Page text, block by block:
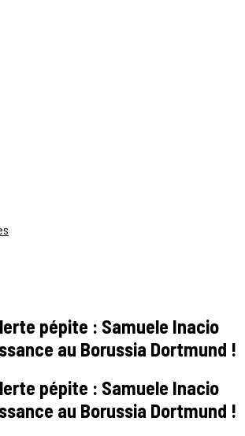
pépite : Samuele Inacio
au Borussia Dortmund !
pépite : Samuele Inacio
au Borussia Dortmund !